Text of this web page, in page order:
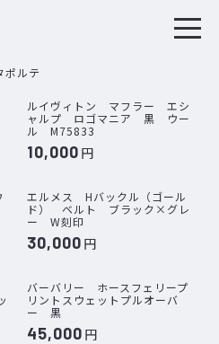
ポルテ
ルイヴィトン マフラー エシ
ャルプ ロゴマニア 黒 ウー
ル M75833
10,000 円
エルメス Hバックル（ゴール
ド） ベルト ブラック×グレ
ー W刻印
30,000 円
バーバリー ホースフェリープ
リントスウェットプルオーバ
ー 黒
45,000 円